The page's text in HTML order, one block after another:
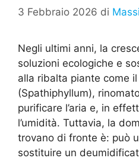
3 Febbraio 2026 di
Negli ultimi anni, la
soluzioni ecologiche e
alla ribalta piante come
(Spathiphyllum),
purificare l’aria e, in
l’umidità. Tuttavia, la
trovano di fronte è: può
sostituire un